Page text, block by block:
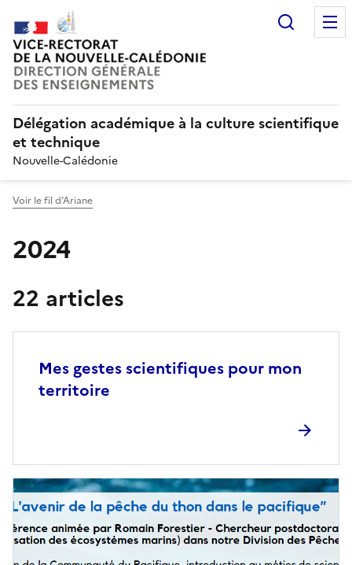
Délégation académique à la culture scientifique
et technique
Nouvelle-Calédonie
Voir le fil d’Ariane
2024
22 articles
Mes gestes scientifiques pour mon
territoire